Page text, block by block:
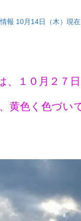
報 10月14日（木）現
、１０月２７日
黄色く色づい